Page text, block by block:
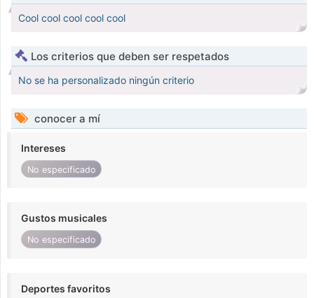
Cool cool cool cool cool
Los criterios que deben ser respetados
No se ha personalizado ningún criterio
conocer a mí
Intereses
No especificado
Gustos musicales
No especificado
Deportes favoritos